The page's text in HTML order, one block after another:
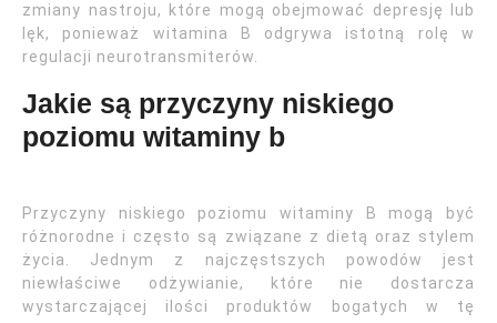
zmiany nastroju, które mogą obejmować depresję lub
lęk, ponieważ witamina B odgrywa istotną rolę w
regulacji neurotransmiterów.
Jakie są przyczyny niskiego
poziomu witaminy b
Przyczyny niskiego poziomu witaminy B mogą być
różnorodne i często są związane z dietą oraz stylem
życia. Jednym z najczęstszych powodów jest
niewłaściwe odżywianie, które nie dostarcza
wystarczającej ilości produktów bogatych w tę